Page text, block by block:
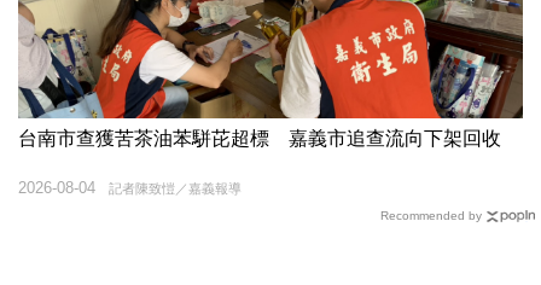
台南市查獲苦茶油苯駢芘超標 嘉義市追查流向下架回收
記者陳致愷／嘉義報導
2026-08-04
Recommended by